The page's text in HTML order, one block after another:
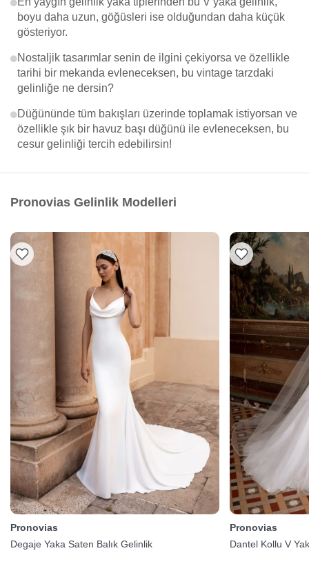
boyu daha uzun, göğüsleri ise olduğundan daha küçük
gösteriyor.
Nostaljik tasarımlar senin de ilgini çekiyorsa ve özellikle
tarihi bir mekanda evleneceksen, bu vintage tarzdaki
gelinliğe ne dersin?
Düğününde tüm bakışları üzerinde toplamak istiyorsan ve
özellikle şık bir havuz başı düğünü ile evleneceksen, bu
cesur gelinliği tercih edebilirsin!
Pronovias Gelinlik Modelleri
Pronovias
Degaje Yaka Saten Balık Gelinlik
Pronovias
Dantel Kollu V